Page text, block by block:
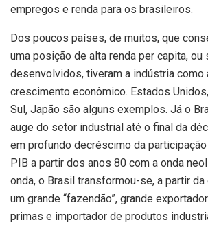
empregos e renda para os brasileiros.
Dos poucos países, de muitos, que
uma posição de alta renda per capita, ou
desenvolvidos, tiveram a indústria como
crescimento econômico. Estados
Sul, Japão são alguns exemplos. Já o
auge do setor industrial até o final da
em profundo decréscimo da
PIB a partir dos anos 80 com a onda
onda, o Brasil transformou-se, a partir
um grande “fazendão”, grande
primas e importador de produtos